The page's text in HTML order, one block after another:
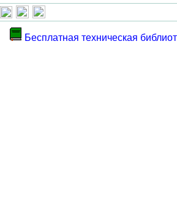
Бесплатная техническая